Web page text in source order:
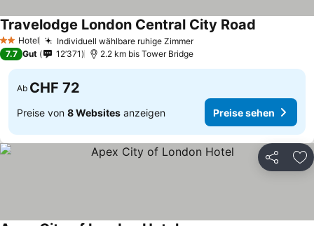
2 Sterne
Hotel Individuell wählbare ruhige ZimmerPreise sehen
Travelodge London Central City Road
7.7 Gut 12’371 2.2 km bis Tower Bridge
Ab CHF 72
Preise von 8 Websites anzeigen Preise sehen
Teilen